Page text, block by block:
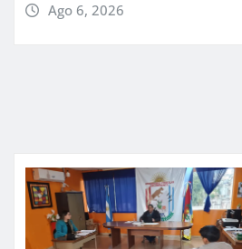
Ago 6, 2026